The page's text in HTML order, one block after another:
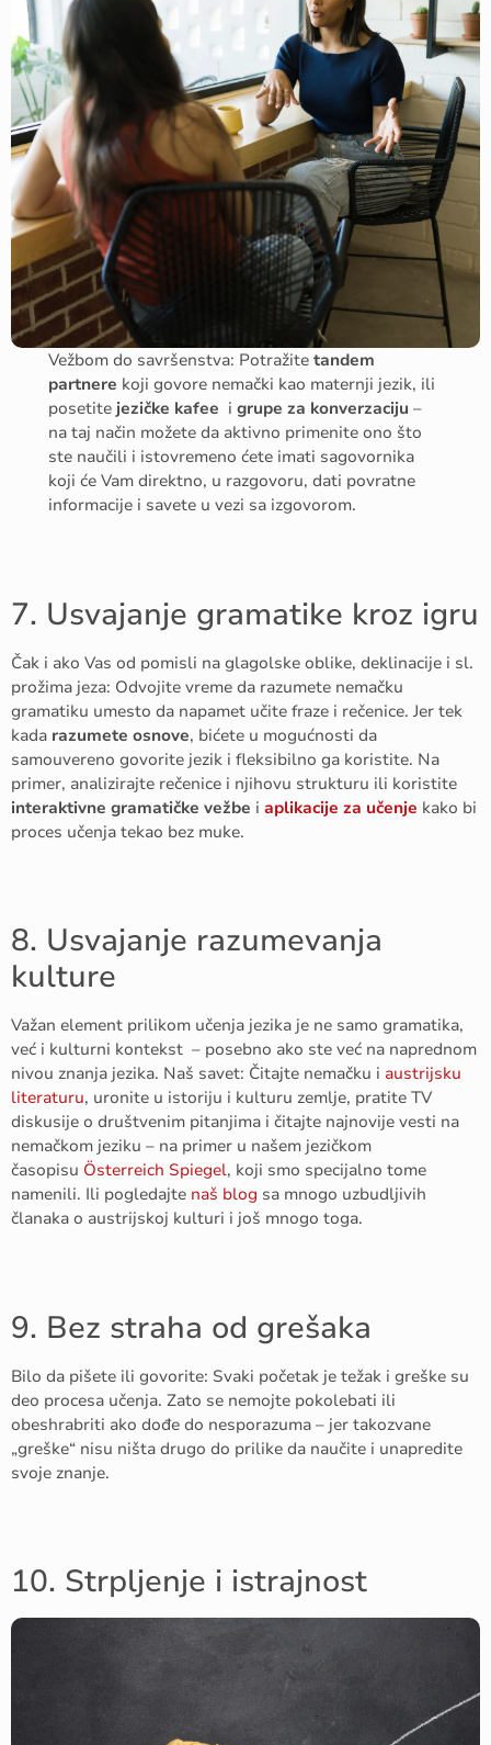
Vežbom do savršenstva: Potražitetandem
partnere koji govore nemački kao maternji jezik, ili
posetite jezičke kafee igrupe za konverzaciju –
na taj način možete da aktivno primenite ono što
ste naučili i istovremeno ćete imati sagovornika
koji će Vam direktno, u razgovoru, dati povratne
informacije i savete u vezi sa izgovorom.
7. Usvajanje gramatike kroz igru
Čak i ako Vas od pomisli na glagolske oblike, deklinacije i sl.
prožima jeza: Odvojite vreme da razumete nemačku
gramatiku umesto da napamet učite fraze i rečenice. Jer tek
kada razumete osnove, bićete u mogućnosti da
samouvereno govorite jezik i fleksibilno ga koristite. Na
primer, analizirajte rečenice i njihovu strukturu ili koristite
interaktivne gramatičke vežbe i aplikacije za učenje kako bi
proces učenja tekao bez muke.
8. Usvajanje razumevanja
kulture
Važan element prilikom učenja jezika je ne samo gramatika,
već i kulturni kontekst – posebno ako ste već na naprednom
nivou znanja jezika. Naš savet: Čitajte nemačku i austrijsku
literaturu, uronite u istoriju i kulturu zemlje, pratite TV
diskusije o društvenim pitanjima i čitajte najnovije vesti na
nemačkom jeziku – na primer u našem jezičkom
časopisu Österreich Spiegel, koji smo specijalno tome
namenili. Ili pogledajte naš blog sa mnogo uzbudljivih
članaka o austrijskoj kulturi i još mnogo toga.
9. Bez straha od grešaka
Bilo da pišete ili govorite: Svaki početak je težak i greške su
deo procesa učenja. Zato se nemojte pokolebati ili
obeshrabriti ako dođe do nesporazuma – jer takozvane
„greške“ nisu ništa drugo do prilike da naučite i unapredite
svoje znanje.
10. Strpljenje i istrajnost